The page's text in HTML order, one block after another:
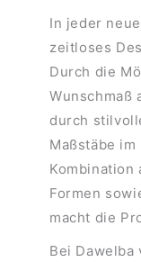
In jeder
zeitloses
Durch die
Wunschmaß
durch
Maßstäbe
Kombination
Formen
macht die
Bei